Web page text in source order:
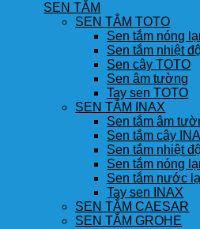
SEN TẮM
SEN TẮM TOTO
Sen tắm nóng
Sen tắm nhiệt
Sen cây TOTO
Sen âm tường
Tay sen TOTO
SEN TẮM INAX
Sen tắm âm
Sen tắm cây
Sen tắm nhiệt
Sen tắm nóng
Sen tắm nước
Tay sen INAX
SEN TẮM CAESAR
SEN TẮM GROHE